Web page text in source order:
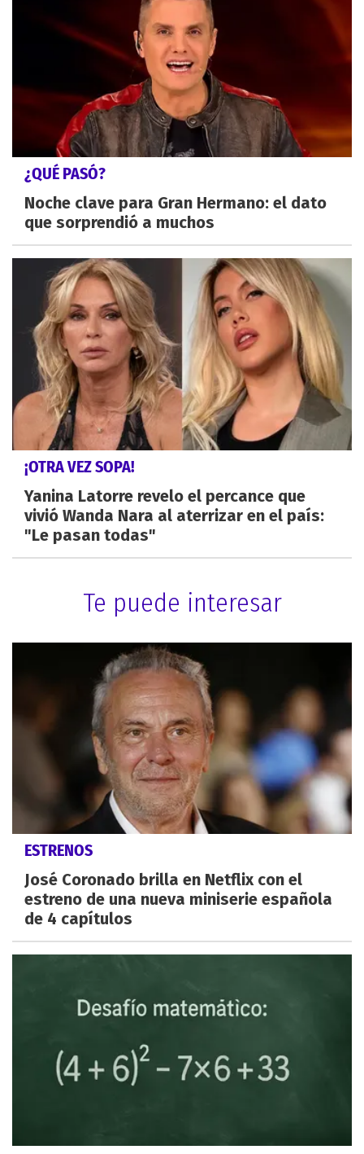
¿QUÉ PASÓ?
Noche clave para Gran Hermano: el dato
que sorprendió a muchos
¡OTRA VEZ SOPA!
Yanina Latorre revelo el percance que
vivió Wanda Nara al aterrizar en el país:
"Le pasan todas"
Te puede interesar
ESTRENOS
José Coronado brilla en Netflix con el
estreno de una nueva miniserie española
de 4 capítulos